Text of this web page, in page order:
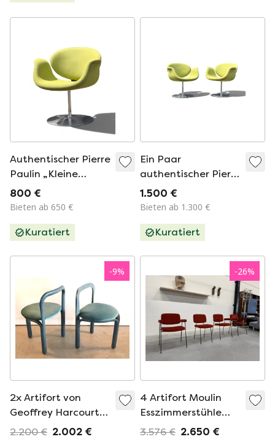
Authentischer Pierre
Paulin „Kleine
Tulpe“-Stuhl für
Artifort –
800 €
Bieten ab 650 €
Kuratiert
Ein Paar
authentischer Pierre
Paulin „Kleine
Tulpe“-Stühle für
leuchtendes Grün
1.500 €
Bieten ab 1.300 €
Kuratiert
-9%
2x Artifort von
Geoffrey Harcourt
Stuhl
2.200 € 2.002 €
-26%
4 Artifort Moulin
Esszimmerstühle
Rot Lucir Stoff
3.576 € 2.650 €